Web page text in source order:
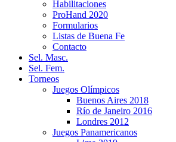
Habilitaciones
ProHand 2020
Formularios
Listas de Buena Fe
Contacto
Sel. Masc.
Sel. Fem.
Torneos
Juegos Olímpicos
Buenos Aires 2018
Río de Janeiro 2016
Londres 2012
Juegos Panamericanos